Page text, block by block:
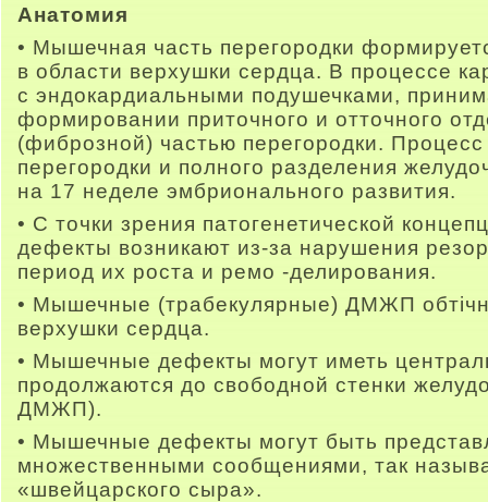
Анатомия
• Мышечная часть перегородки
в области верхушки сердца. В процессе
с эндокардиальными подушечками,
формировании приточного и отточного
(фиброзной) частью перегородки.
перегородки и полного разделения
на 17 неделе эмбрионального развития.
• С точки зрения патогенетической
дефекты возникают из-за нарушения
период их роста и ремо -делирования.
• Мышечные (трабекулярные) ДМЖП
верхушки сердца.
• Мышечные дефекты могут иметь
продолжаются до свободной стенки
ДМЖП).
• Мышечные дефекты могут быть
множественными сообщениями, так
«швейцарского сыра».